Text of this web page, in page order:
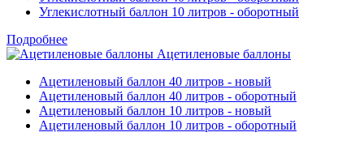
Углекислотный баллон 10 литров - оборотный
Подробнее
Ацетиленовые баллоны
Ацетиленовый баллон 40 литров - новый
Ацетиленовый баллон 40 литров - оборотный
Ацетиленовый баллон 10 литров - новый
Ацетиленовый баллон 10 литров - оборотный